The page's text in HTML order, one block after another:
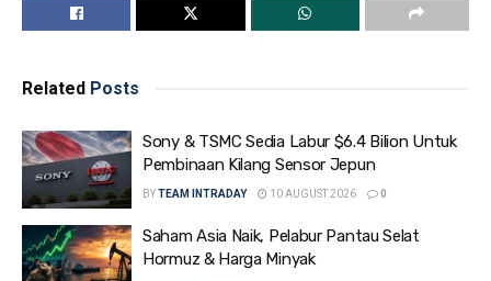
Related Posts
Sony & TSMC Sedia Labur $6.4 Bilion Untuk
Pembinaan Kilang Sensor Jepun
BYTEAM INTRADAY 10 AUGUST 2026 0
Saham Asia Naik, Pelabur Pantau Selat
Hormuz & Harga Minyak